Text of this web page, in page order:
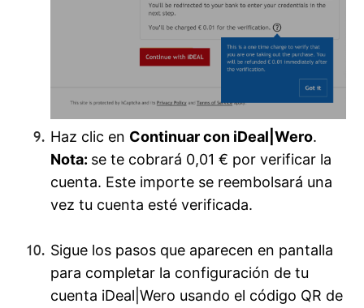
Haz clic en Continuar con iDeal|Wero.
Nota: se te cobrará 0,01 € por verificar la
cuenta. Este importe se reembolsará una
vez tu cuenta esté verificada.
Sigue los pasos que aparecen en pantalla
para completar la configuración de tu
cuenta iDeal|Wero usando el código QR de